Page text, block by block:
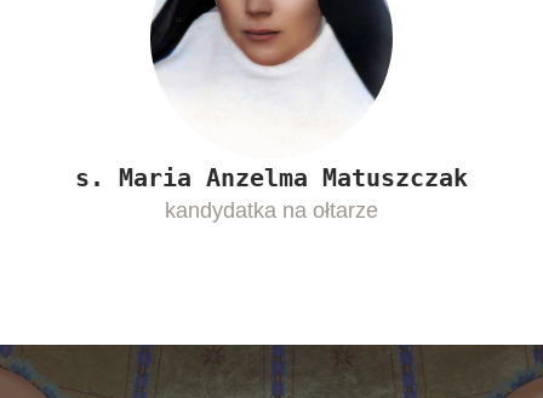
s. Maria Anzelma Matuszczak
kandydatka na ołtarze